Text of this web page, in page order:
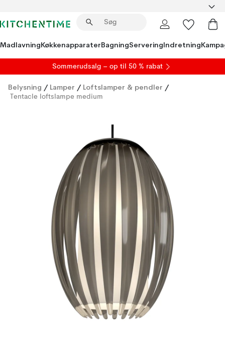
MadlavningKøkkenapparaterBagningServeringIndretning
Sommerudsalg – op til 50 % rabat
Belysning / Lamper / Loftslamper & pendler /
Tentacle loftslampe medium